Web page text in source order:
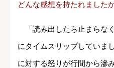
どんな感想を持たれましたか
「読み出したら止まらな
にタイムスリップしていま
に対する怒りが行間から滲